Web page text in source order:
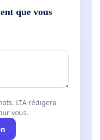
que vous
L’IA rédigera
vous.